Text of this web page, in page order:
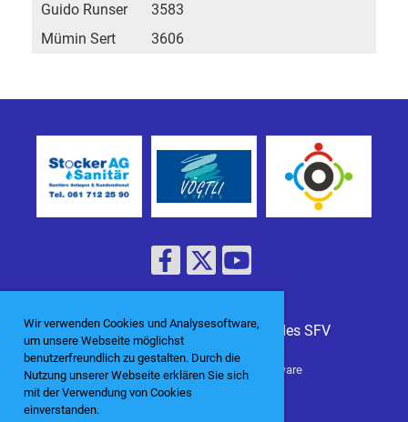
Wir verwenden Cookies und Analysesoftware,
um unsere Webseite möglichst
benutzerfreundlich zu gestalten. Durch die
Nutzung unserer Webseite erklären Sie sich
mit der Verwendung von Cookies
einverstanden.
Guido Runser
3583
Mümin Sert
3606
© Veteranen-Vereinigung NWS des SFV
erstellt mit ClubDesk Vereinssoftware